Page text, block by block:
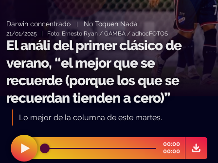
Darwin concentrado No Toquen Nada
21/01/2025 | Foto: Ernesto Ryan / GAMBA / adhocFOTOS
El análi del primer clásico de
verano, “el mejor que se
recuerde (porque los que se
recuerdan tienden a cero)”
Lo mejor de la columna de este martes.
00:00
00:00